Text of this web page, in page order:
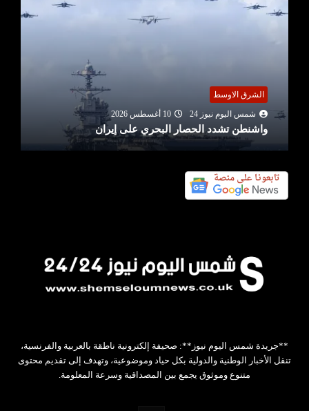
الشرق الاوسط
شمس اليوم نيوز 24
10 أغسطس 2026
واشنطن تشدد الحصار البحري على إيران
**جريدة شمس اليوم نيوز**: صحيفة إلكترونية ناطقة بالعربية والفرنسية،
تنقل الأخبار الوطنية والدولية بكل حياد وموضوعية، وتهدف إلى تقديم محتوى
متنوع وموثوق يجمع بين المصداقية وسرعة المعلومة.